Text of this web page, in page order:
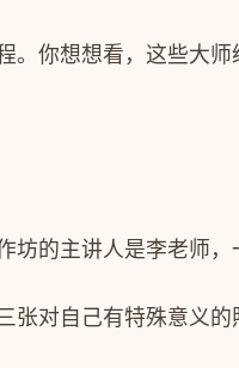
你想想看，这些大
的主讲人是李老师，
对自己有特殊意义的